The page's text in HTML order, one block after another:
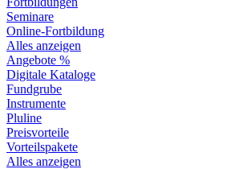
Seminare
Online-Fortbildung
Alles anzeigen
Angebote %
Digitale Kataloge
Fundgrube
Instrumente
Pluline
Preisvorteile
Vorteilspakete
Alles anzeigen